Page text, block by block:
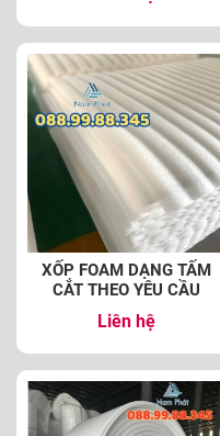
XỐP FOAM DẠNG TẤM
CẮT THEO YÊU CẦU
Liên hệ